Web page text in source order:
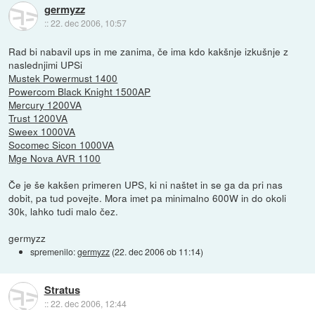
germyzz
::22. dec 2006, 10:57
Rad bi nabavil ups in me zanima, če ima kdo kakšnje izkušnje z
naslednjimi UPSi
Mustek Powermust 1400
Powercom Black Knight 1500AP
Mercury 1200VA
Trust 1200VA
Sweex 1000VA
Socomec Sicon 1000VA
Mge Nova AVR 1100
Če je še kakšen primeren UPS, ki ni naštet in se ga da pri nas
dobit, pa tud povejte. Mora imet pa minimalno 600W in do okoli
30k, lahko tudi malo čez.
germyzz
spremenilo:germyzz (22. dec 2006 ob 11:14)
Stratus
::22. dec 2006, 12:44